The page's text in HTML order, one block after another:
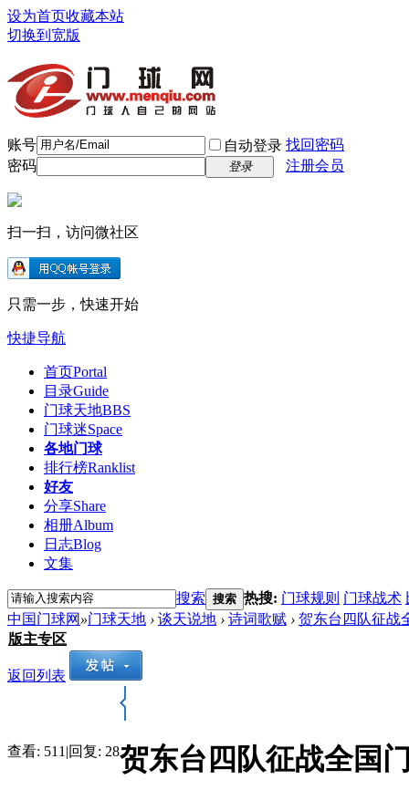
设为首页收藏本站
切换到宽版
账号 自动登录 找回密码
密码
登录 注册会员
扫一扫，访问微社区
只需一步，快速开始
快捷导航
首页Portal
目录Guide
门球天地BBS
门球迷Space
各地门球
排行榜Ranklist
好友
分享Share
相册Album
日志Blog
文集
搜索 搜索 热搜: 门球规则 门球战术
中国门球网 »门球天地 › 谈天说地 › 诗词歌赋 › 贺东台四队征战
版主专区
返回列表
查看: 511 |回复: 28贺东台四队征战全国